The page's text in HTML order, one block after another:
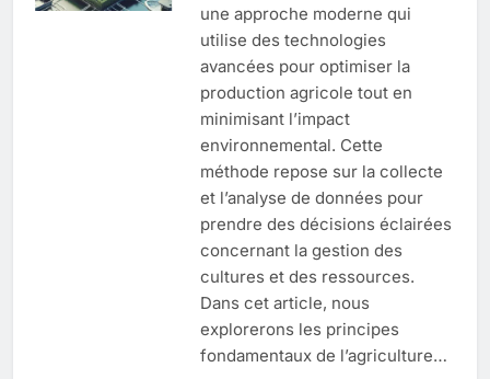
une approche moderne qui
utilise des technologies
avancées pour optimiser la
production agricole tout en
minimisant l’impact
environnemental. Cette
méthode repose sur la collecte
et l’analyse de données pour
prendre des décisions éclairées
concernant la gestion des
cultures et des ressources.
Dans cet article, nous
explorerons les principes
fondamentaux de l’agriculture…